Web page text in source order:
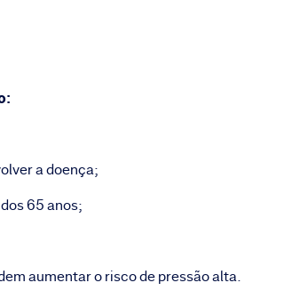
a doença;
65 anos;
aumentar o risco de pressão alta.